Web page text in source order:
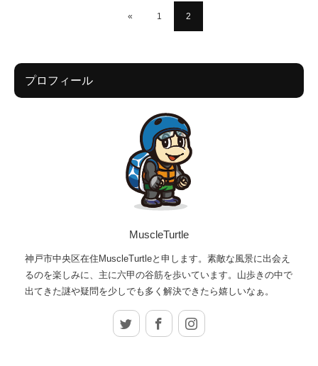
« 1 2
プロフィール
MuscleTurtle
神戸市中央区在住MuscleTurtleと申します。素敵な風景に出会え
るのを楽しみに、主に六甲の谷筋を歩いています。山歩きの中で
出てきた謎や疑問を少しでも多く解決できたら嬉しいなぁ。
Twitter FacebookInstagram